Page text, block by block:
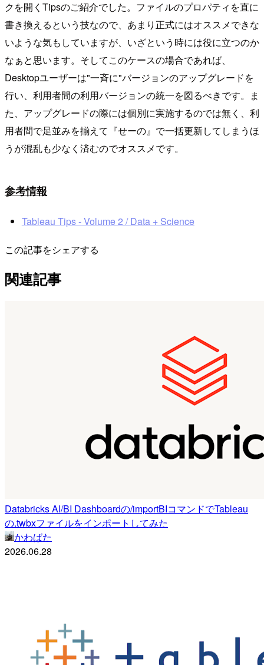
クを開くTipsのご紹介でした。ファイルのプロパティを直に
書き換えるという技なので、あまり正式にはオススメできな
いような気もしていますが、いざという時には役に立つのか
なぁと思います。そしてこのケースの場合であれば、
Desktopユーザーは"一斉に"バージョンのアップグレードを
行い、利用者間の利用バージョンの統一を図るべきです。ま
た、アップグレードの際には個別に実施するのでは無く、利
用者間で足並みを揃えて『せーの』で一括更新してしまうほ
うが混乱も少なく済むのでオススメです。
参考情報
Tableau Tips - Volume 2 / Data + Science
この記事をシェアする
関連記事
Databricks AI/BI Dashboardの/importBIコマンドでTableau
の.twbxファイルをインポートしてみた
かわばた
2026.06.28